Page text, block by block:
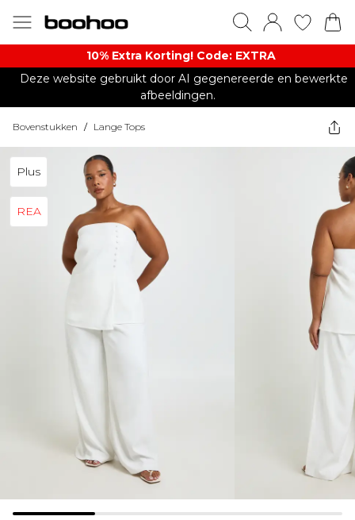
10% Extra Korting! Code: EXTRA​
Deze website gebruikt door AI gegenereerde en bewerkte
afbeeldingen.
Bovenstukken / Lange Tops
Plus
REA